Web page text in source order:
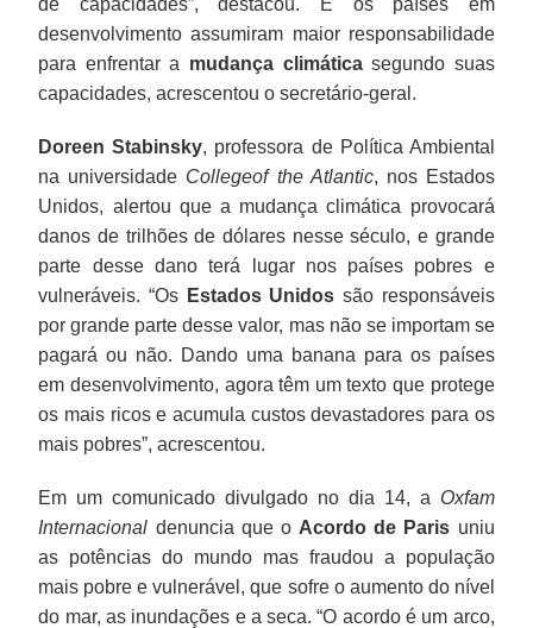
desenvolvimento assumiram maior responsabilidade
para enfrentar a mudança climáticasegundo suas
capacidades, acrescentou o secretário-geral.
Doreen Stabinsky, professora de Política Ambiental
na universidade Collegeof the Atlantic, nos Estados
Unidos, alertou que a mudança climática provocará
danos de trilhões de dólares nesse século, e grande
parte desse dano terá lugar nos países pobres e
vulneráveis. “Os Estados Unidos são responsáveis
por grande parte desse valor, mas não se importam se
pagará ou não. Dando uma banana para os países
em desenvolvimento, agora têm um texto que protege
os mais ricos e acumula custos devastadores para os
mais pobres”, acrescentou.
Em um comunicado divulgado no dia 14, a Oxfam
Internacional denuncia que o Acordo de Paris uniu
as potências do mundo mas fraudou a população
mais pobre e vulnerável, que sofre o aumento do nível
do mar, as inundações e a seca. “O acordo é um arco,